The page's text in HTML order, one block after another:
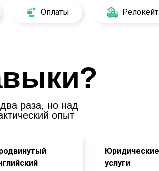
Релокейт
Оплаты
раза, но над
опыт
Юридические
услуги